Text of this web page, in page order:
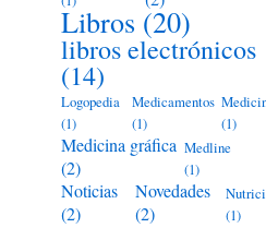
Libros (20)
libros electrónicos
(14)
Logopedia
(1)
Medicamentos
(1)
(1)
Medicina gráfica
(2)
Medline
(1)
Noticias
(2)
Novedades
(2)
(1)